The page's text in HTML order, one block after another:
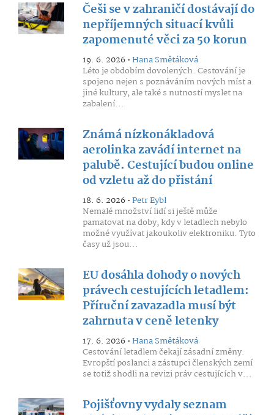
Češi se v zahraničí dostávají do
nepříjemných situací kvůli
zapomenuté věci za 50 korun
19. 6. 2026 •Hana Smětáková
Léto je obdobím dovolených. Cestování je
spojeno nejen s poznáváním nových míst a
jiné kultury, ale také s nutností myslet na
zabalení...
Známá nízkonákladová
aerolinka zavádí internet na
palubě. Cestující budou online
od vzletu až do přistání
18. 6. 2026 •Petr Eybl
Nemalé množství lidí si ještě může
pamatovat na doby, kdy v letadlech nebylo
možné využívat jakoukoliv elektroniku. Tyto
časy už jsou...
EU dosáhla dohody o nových
právech cestujících letadlem:
Příruční zavazadla musí být
zahrnuta v ceně letenky
17. 6. 2026 •Hana Smětáková
Cestování letadlem čekají zásadní změny.
Evropští poslanci a zástupci členských zemí
se totiž shodli na revizi práv cestujících v...
Pojišťovny vydaly seznam